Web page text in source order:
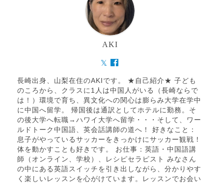
AKI
長崎出身、山梨在住のAKIです。 ★自己紹介★ 子ども
のころから、クラスに1人は中国人がいる（長崎ならで
は！）環境で育ち、異文化への関心は膨らみ大学在学中
に中国へ留学。 帰国後は通訳としてホテルに勤務。そ
の後大学へ転職→ハワイ大学へ留学・・・そして、ワー
ルドトーク中国語、英会話講師の道へ！ 好きなこと：
息子がやっているサッカーをきっかけにサッカー観戦！
体を動かすことも好きです。 お仕事：英語・中国語講
師（オンライン、学校）、レシピセラピスト みなさん
の中にある英語スイッチを引き出しながら、分かりやす
く楽しいレッスンを心がけています。レッスンでお会い